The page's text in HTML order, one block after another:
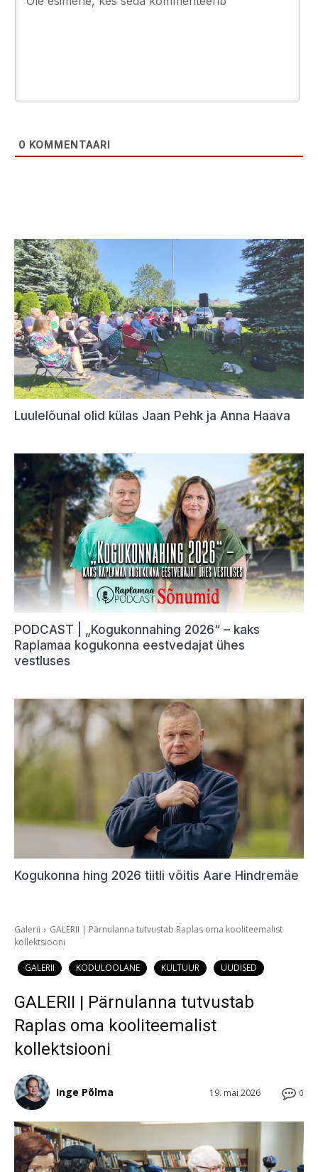
0 KOMMENTAARI
Luulelõunal olid külas Jaan Pehk ja Anna Haava
PODCAST | „Kogukonnahing 2026“ – kaks
Raplamaa kogukonna eestvedajat ühes
vestluses
Kogukonna hing 2026 tiitli võitis Aare Hindremäe